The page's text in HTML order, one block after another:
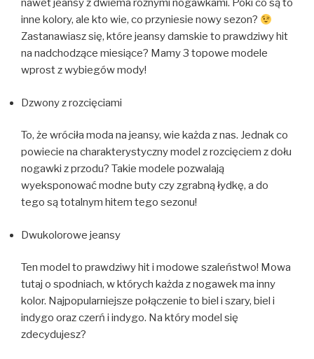
nawet jeansy z dwiema różnymi nogawkami. Póki co są to
inne kolory, ale kto wie, co przyniesie nowy sezon?
Zastanawiasz się, które jeansy damskie to prawdziwy hit
na nadchodzące miesiące? Mamy 3 topowe modele
wprost z wybiegów mody!
Dzwony z rozcięciami
To, że wróciła moda na jeansy, wie każda z nas. Jednak co
powiecie na charakterystyczny model z rozcięciem z dołu
nogawki z przodu? Takie modele pozwalają
wyeksponować modne buty czy zgrabną łydkę, a do
tego są totalnym hitem tego sezonu!
Dwukolorowe jeansy
Ten model to prawdziwy hit i modowe szaleństwo! Mowa
tutaj o spodniach, w których każda z nogawek ma inny
kolor. Najpopularniejsze połączenie to biel i szary, biel i
indygo oraz czerń i indygo. Na który model się
zdecydujesz?